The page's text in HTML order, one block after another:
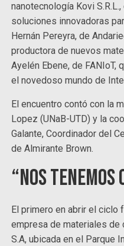
nanotecnología Kovi
soluciones innovadoras
Hernán Pereyra, de
productora de nuevos
Ayelén Ebene, de FANIoT,
el novedoso mundo de
El encuentro contó con la
Lopez (UNaB-UTD) y la
Galante, Coordinador del
de Almirante Brown.
“Nos
El primero en abrir el ciclo
empresa de materiales de
S.A, ubicada en el Parque